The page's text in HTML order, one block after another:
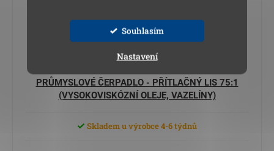
Souhlasím
Nastavení
PRŮMYSLOVÉ ČERPADLO - PŘÍTLAČNÝ LIS 75:1
(VYSOKOVISKÓZNÍ OLEJE, VAZELÍNY)
Skladem u výrobce 4-6 týdnů